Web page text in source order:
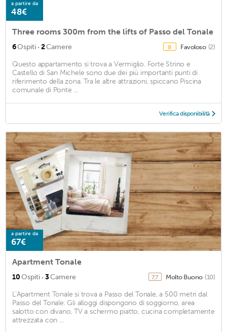
a partire da
48€
Three rooms 300m from the lifts of Passo del Tonale
6Ospiti · 2Camere 8 Favoloso (2)
Questo appartamento si trova a Vermiglio. Forte Strino e
Castello di San Michele sono due dei più importanti punti di
riferimento della zona. Tra le altre attrazioni, spiccano Piscina
comunale di Ponte ...
Verifica disponibilità
a partire da
67€
Apartment Tonale
10Ospiti · 3Camere 7,7 Molto Buono (10)
L’Apartment Tonale si trova a Passo del Tonale, a 500 metri dal
Passo del Tonale. Gli alloggi dispongono di soggiorno, area
salotto con divano, TV a schermo piatto, cucina completamente
attrezzata con ...